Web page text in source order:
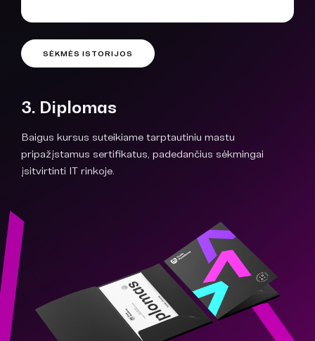
SĖKMĖS ISTORIJOS
3. Diplomas
Baigus kursus suteikiame tarptautiniu mastu
pripažįstamus sertifikatus, padedančius sėkmingai
įsitvirtinti IT rinkoje.